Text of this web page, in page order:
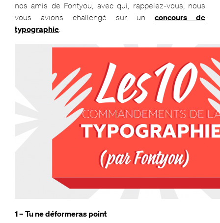
nos amis de Fontyou, avec qui, rappelez-vous, nous
vous avions challengé sur unconcours de
typographie.
1 – Tu ne déformeras point